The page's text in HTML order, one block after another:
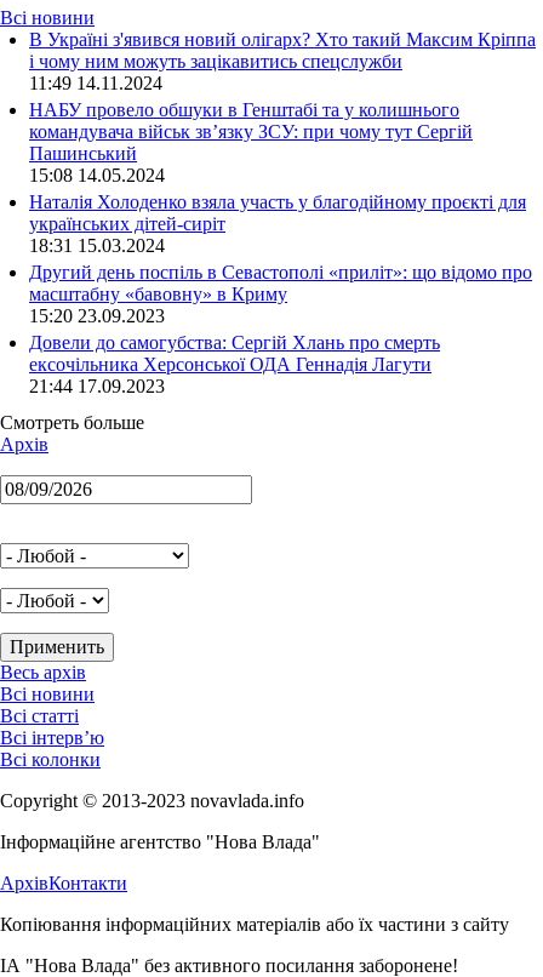
Всі новини
В Україні з'явився новий олігарх? Хто такий Максим Кріппа
і чому ним можуть зацікавитись спецслужби
11:49 14.11.2024
НАБУ провело обшуки в Генштабі та у колишнього
командувача військ зв’язку ЗСУ: при чому тут Сергій
Пашинський
15:08 14.05.2024
Наталія Холоденко взяла участь у благодійному проєкті для
українських дітей-сиріт
18:31 15.03.2024
Другий день поспіль в Севастополі «приліт»: що відомо про
масштабну «бавовну» в Криму
15:20 23.09.2023
Довели до самогубства: Сергій Хлань про смерть
ексочільника Херсонської ОДА Геннадія Лагути
21:44 17.09.2023
Смотреть больше
Архів
Весь архів
Всі новини
Всі статті
Всі інтерв’ю
Всі колонки
Copyright © 2013-2023 novavlada.info
Інформаційне агентство "Нова Влада"
АрхівКонтакти
Копіювання інформаційних матеріалів або їх частини з сайту
ІА "Нова Влада" без активного посилання заборонене!